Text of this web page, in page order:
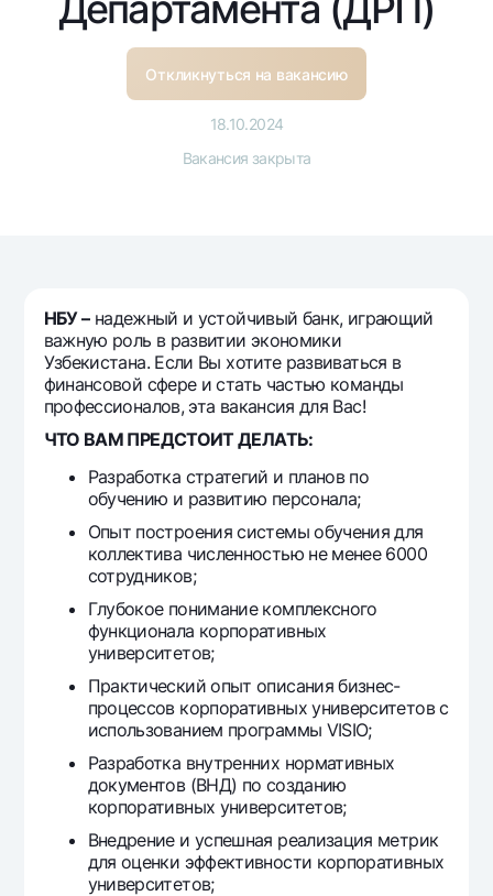
До востребования USD
Для всех USD
Золотой депозит
Золотые слитки от НБУ
Серебряный депозит
UzCard/HUMO
Эскроу-cчёт
Ищите по сайту
Найти
Полезные ссылки
Часто задаваемые вопросы
Пресс-центр
Офисы и банкоматы
Согласие на обработку персональных данных
Контакт-центр
+998 78 148-00-10 1344
Откликнуться на вакансию
18.10.2024
Вакансия закрыта
НБУ –надежный и устойчивый банк, играющий
важную роль в развитии экономики
Узбекистана. Если Вы хотите развиваться в
финансовой сфере и стать частью команды
профессионалов, эта вакансия для Вас!
ЧТО ВАМ ПРЕДСТОИТ ДЕЛАТЬ:
Разработка стратегий и планов по
обучению и развитию персонала;
Опыт построения системы обучения для
коллектива численностью не менее 6000
сотрудников;
Глубокое понимание комплексного
функционала корпоративных
университетов;
Практический опыт описания бизнес-
процессов корпоративных университетов с
использованием программы VISIO;
Разработка внутренних нормативных
документов (ВНД) по созданию
корпоративных университетов;
Внедрение и успешная реализация метрик
для оценки эффективности корпоративных
университетов;